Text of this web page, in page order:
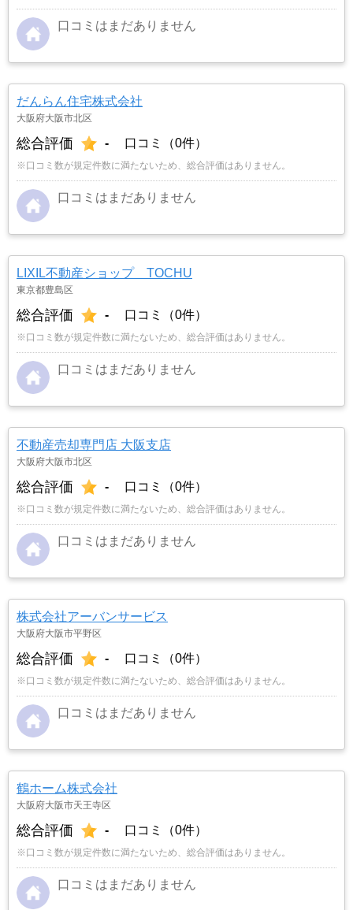
口コミはまだありません
だんらん住宅株式会社
大阪府大阪市北区
総合評価 - 口コミ（0件）
※口コミ数が規定件数に満たないため、総合評価はありません。
口コミはまだありません
LIXIL不動産ショップ TOCHU
東京都豊島区
総合評価 - 口コミ（0件）
※口コミ数が規定件数に満たないため、総合評価はありません。
口コミはまだありません
不動産売却専門店 大阪支店
大阪府大阪市北区
総合評価 - 口コミ（0件）
※口コミ数が規定件数に満たないため、総合評価はありません。
口コミはまだありません
株式会社アーバンサービス
大阪府大阪市平野区
総合評価 - 口コミ（0件）
※口コミ数が規定件数に満たないため、総合評価はありません。
口コミはまだありません
鶴ホーム株式会社
大阪府大阪市天王寺区
総合評価 - 口コミ（0件）
※口コミ数が規定件数に満たないため、総合評価はありません。
口コミはまだありません